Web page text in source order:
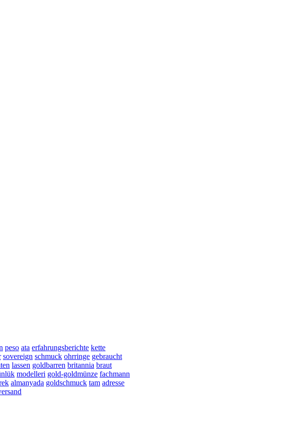
peso ata erfahrungsberichte kette
sovereign schmuck ohrringe gebraucht
lassen goldbarren britannia braut
modelleri gold-goldmünze fachmann
almanyada goldschmuck tam adresse